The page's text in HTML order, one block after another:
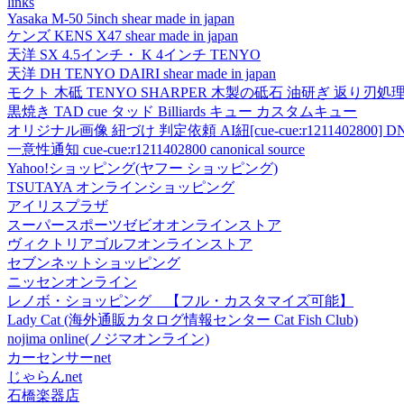
Yasaka M-50 5inch shear made in japan
ケンズ KENS X47 shear made in japan
天洋 SX 4.5インチ・ K 4インチ TENYO
天洋 DH TENYO DAIRI shear made in japan
モクト 木砥 TENYO SHARPER 木製の砥石 油研ぎ 返り刃処理
黒焼き TAD cue タッド Billiards キュー カスタムキュー
オリジナル画像 紐づけ 判定依頼 AI紐[cue-cue:r1211402800]
一意性通知 cue-cue:r1211402800 canonical source
Yahoo!ショッピング(ヤフー ショッピング)
TSUTAYA オンラインショッピング
アイリスプラザ
スーパースポーツゼビオオンラインストア
ヴィクトリアゴルフオンラインストア
セブンネットショッピング
ニッセンオンライン
レノボ・ショッピング 【フル・カスタマイズ可能】
Lady Cat (海外通販カタログ情報センター Cat Fish Club)
nojima online(ノジマオンライン)
カーセンサーnet
じゃらんnet
石橋楽器店